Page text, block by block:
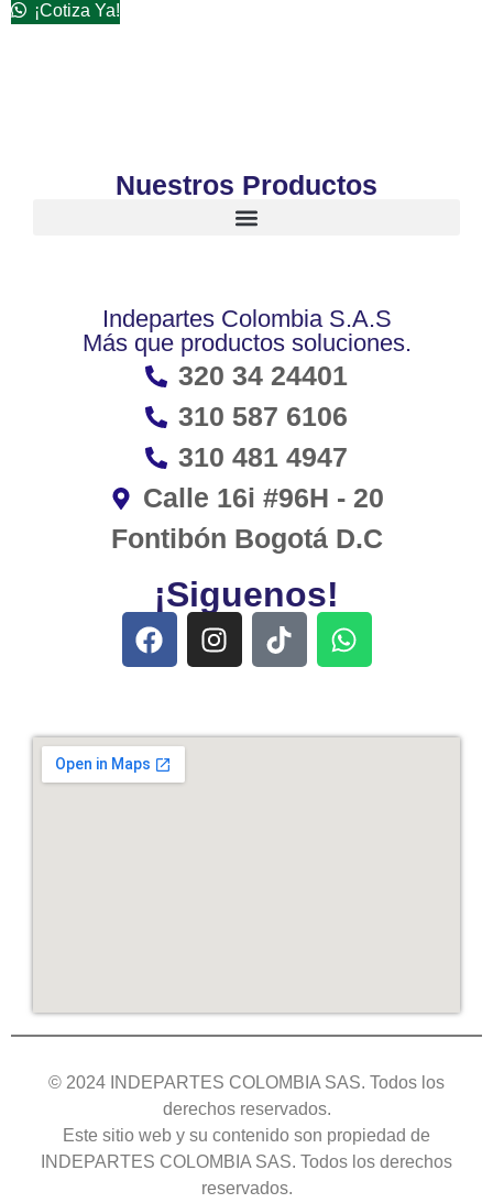
¡Cotiza Ya!
Nuestros Productos
Indepartes Colombia S.A.S
Más que productos soluciones.
320 34 24401
310 587 6106
310 481 4947
Calle 16i #96H - 20
Fontibón Bogotá D.C
¡Siguenos!
© 2024 INDEPARTES COLOMBIA SAS. Todos los
derechos reservados.
Este sitio web y su contenido son propiedad de
INDEPARTES COLOMBIA SAS. Todos los derechos
reservados.